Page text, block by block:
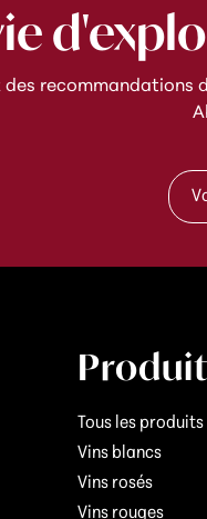
des recommandations
A
d
r
s
-
m
i
l
Tous les produits
Vins blancs
Vins rosés
Vins rouges